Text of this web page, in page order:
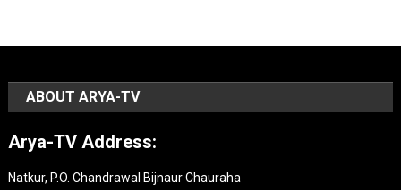
ABOUT ARYA-TV
Arya-TV Address:
Natkur, P.O. Chandrawal Bijnaur Chauraha